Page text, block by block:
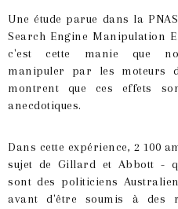
Une étude parue dans la
Search Engine Manipulation
c'est cette manie que
manipuler par les moteurs
montrent que ces effets
anecdotiques.
Dans cette expérience, 2 100
sujet de Gillard et Abbott -
sont des politiciens
avant d'être soumis à des